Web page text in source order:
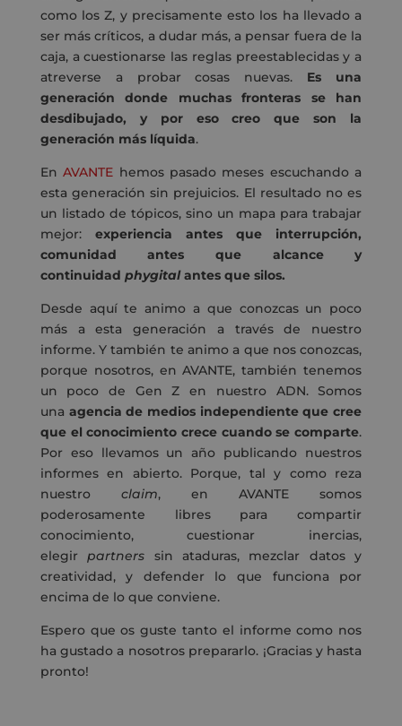
como los Z, y precisamente esto los ha llevado a
ser más críticos, a dudar más, a pensar fuera de la
caja, a cuestionarse las reglas preestablecidas y a
atreverse a probar cosas nuevas.
Es una
generación donde muchas fronteras se han
desdibujado, y por eso creo que son la
generación más líquida.
En AVANTE hemos pasado meses escuchando a
esta generación sin prejuicios. El resultado no es
un listado de tópicos, sino un mapa para trabajar
mejor:
experiencia antes que interrupción,
comunidad antes que alcance y
continuidad phygital antes que silos.
Desde aquí te animo a que conozcas un poco
más a esta generación a través de nuestro
informe. Y también te animo a que nos conozcas,
porque nosotros, en AVANTE, también tenemos
un poco de Gen Z en nuestro ADN. Somos
una agencia de medios independiente que cree
que el conocimiento crece cuando se comparte.
Por eso llevamos un año publicando nuestros
informes en abierto. Porque, tal y como reza
nuestro
claim, en AVANTE somos
poderosamente libres para compartir
conocimiento, cuestionar inercias,
elegir
partners
sin ataduras, mezclar datos y
creatividad, y defender lo que funciona por
encima de lo que conviene.
Espero que os guste tanto el informe como nos
ha gustado a nosotros prepararlo. ¡Gracias y hasta
pronto!